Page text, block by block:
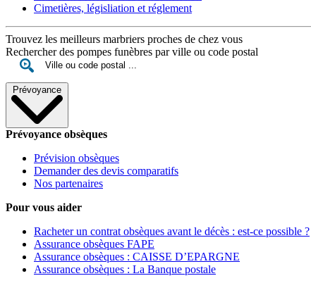
Cimetières, législiation et réglement
Trouvez les meilleurs marbriers proches de chez vous
Rechercher des pompes funèbres par ville ou code postal
Prévoyance
Prévoyance obsèques
Prévision obsèques
Demander des devis comparatifs
Nos partenaires
Pour vous aider
Racheter un contrat obsèques avant le décès : est-ce possible ?
Assurance obsèques FAPE
Assurance obsèques : CAISSE D’EPARGNE
Assurance obsèques : La Banque postale